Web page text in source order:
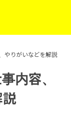
やりがいなどを解説
内容、
説